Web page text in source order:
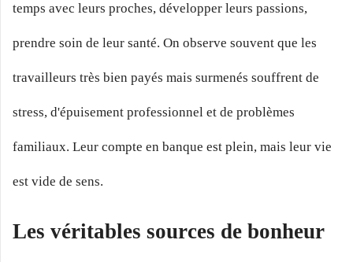
temps avec leurs proches, développer leurs passions,
prendre soin de leur santé. On observe souvent que les
travailleurs très bien payés mais surmenés souffrent de
stress, d'épuisement professionnel et de problèmes
familiaux. Leur compte en banque est plein, mais leur vie
est vide de sens.
Les véritables sources de bonheur